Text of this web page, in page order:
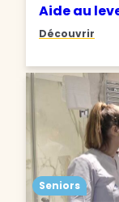
Aide au
Découvrir
Seniors